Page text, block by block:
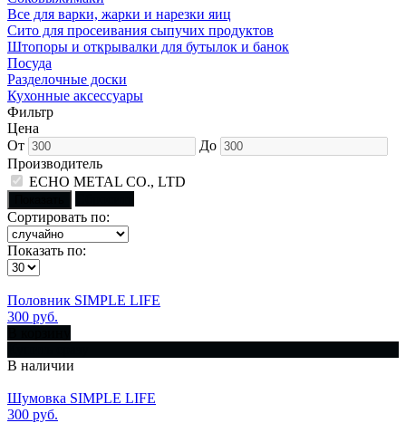
Все для варки, жарки и нарезки яиц
Сито для просеивания сыпучих продуктов
Штопоры и открывалки для бутылок и банок
Посуда
Разделочные доски
Кухонные аксессуары
Фильтр
Цена
От
До
Производитель
ECHO METAL CO., LTD
Сортировать по:
Показать по:
Половник SIMPLE LIFE
300 руб.
В наличии
Шумовка SIMPLE LIFE
300 руб.